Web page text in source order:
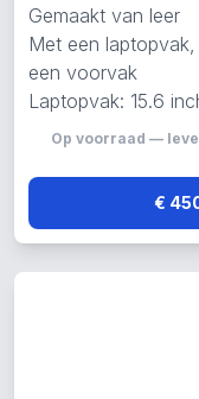
Gemaakt van leer
Met een
een voorvak
Laptopvak: 15.6
Op voorraad —
€